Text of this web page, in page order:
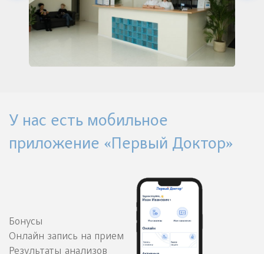
У нас есть мобильное
приложение «Первый Доктор»
Бонусы
Онлайн запись на прием
Результаты анализов